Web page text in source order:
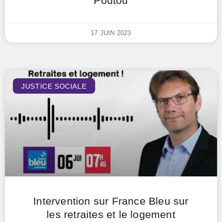
17 JUIN 2023
JUSTICE SOCIALE
Intervention sur France Bleu sur
les retraites et le logement